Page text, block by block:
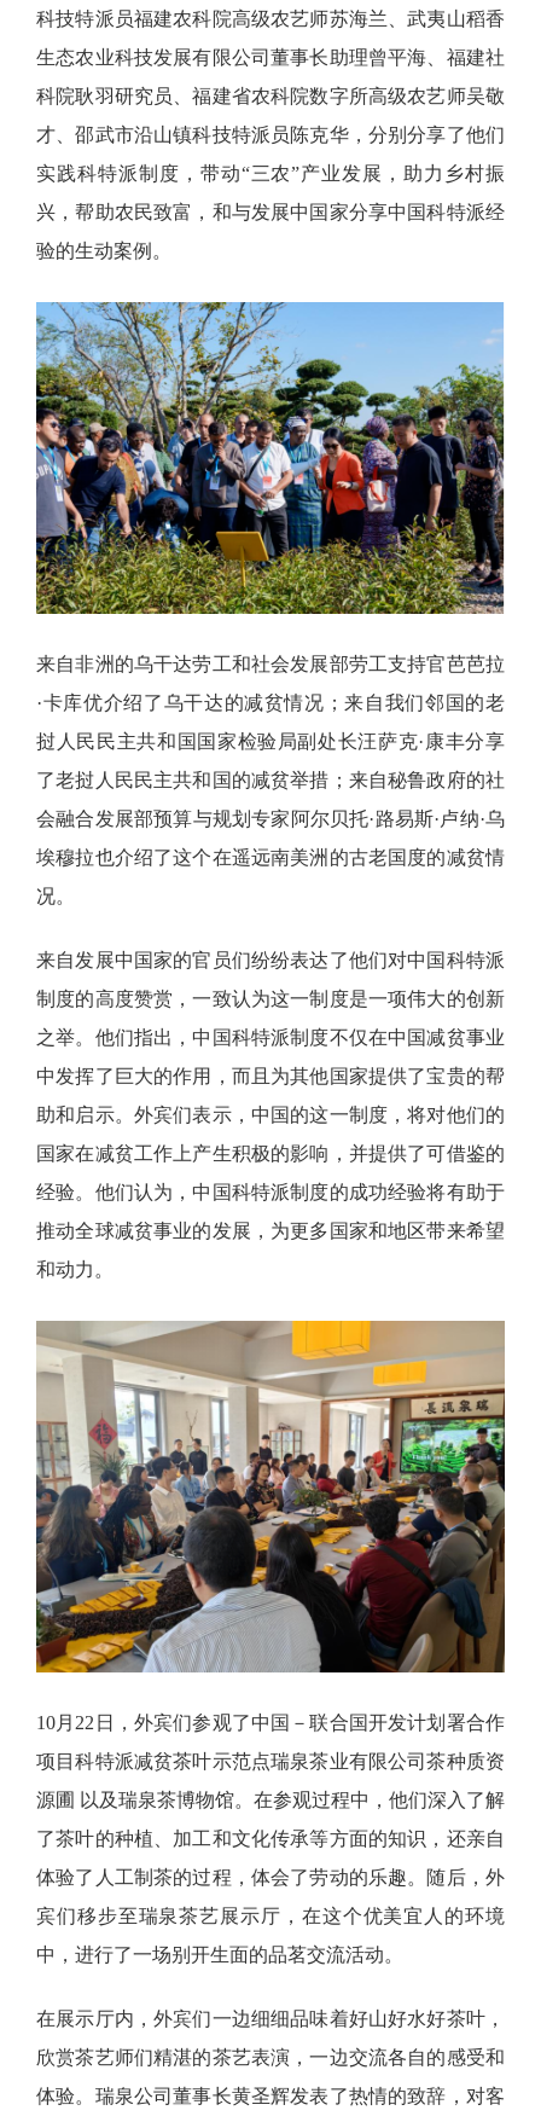
科技特派员福建农科院高级农艺师苏海兰、武夷山稻香
生态农业科技发展有限公司董事长助理曾平海、福建社
科院耿羽研究员、福建省农科院数字所高级农艺师吴敬
才、邵武市沿山镇科技特派员陈克华，分别分享了他们
实践科特派制度，带动“三农”产业发展，助力乡村振
兴，帮助农民致富，和与发展中国家分享中国科特派经
验的生动案例。
来自非洲的乌干达劳工和社会发展部劳工支持官芭芭拉
·卡库优介绍了乌干达的减贫情况；来自我们邻国的老
挝人民民主共和国国家检验局副处长汪萨克·康丰分享
了老挝人民民主共和国的减贫举措；来自秘鲁政府的社
会融合发展部预算与规划专家阿尔贝托·路易斯·卢纳·乌
埃穆拉也介绍了这个在遥远南美洲的古老国度的减贫情
况。
来自发展中国家的官员们纷纷表达了他们对中国科特派
制度的高度赞赏，一致认为这一制度是一项伟大的创新
之举。他们指出，中国科特派制度不仅在中国减贫事业
中发挥了巨大的作用，而且为其他国家提供了宝贵的帮
助和启示。外宾们表示，中国的这一制度，将对他们的
国家在减贫工作上产生积极的影响，并提供了可借鉴的
经验。他们认为，中国科特派制度的成功经验将有助于
推动全球减贫事业的发展，为更多国家和地区带来希望
和动力。
10月22日，外宾们参观了中国－联合国开发计划署合作
项目科特派减贫茶叶示范点瑞泉茶业有限公司茶种质资
源圃 以及瑞泉茶博物馆。在参观过程中，他们深入了解
了茶叶的种植、加工和文化传承等方面的知识，还亲自
体验了人工制茶的过程，体会了劳动的乐趣。随后，外
宾们移步至瑞泉茶艺展示厅，在这个优美宜人的环境
中，进行了一场别开生面的品茗交流活动。
在展示厅内，外宾们一边细细品味着好山好水好茶叶，
欣赏茶艺师们精湛的茶艺表演，一边交流各自的感受和
体验。瑞泉公司董事长黄圣辉发表了热情的致辞，对客